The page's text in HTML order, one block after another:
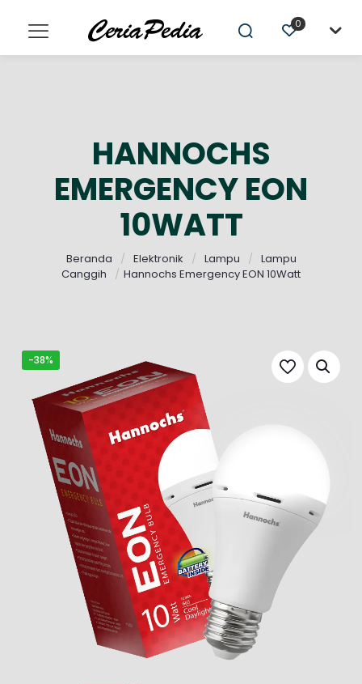
0
HANNOCHS
EMERGENCY EON
10WATT
Beranda / Elektronik / Lampu / Lampu
Canggih
/ Hannochs Emergency EON 10Watt
-38%